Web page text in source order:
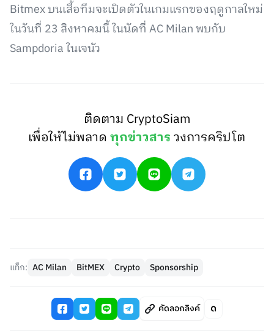
Bitmex บนเสื้อทีมจะเปิดตัวในเกมแรกของฤดูกาลใหม่
ในวันที่ 23 สิงหาคมนี้ ในนัดที่ AC Milan พบกับ
Sampdoria ในเจนัว
ติดตาม CryptoSiam
เพื่อให้ไม่พลาดทุกข่าวสารวงการคริปโต
แท็ก: AC Milan BitMEX Crypto Sponsorship
คัดลอกลิงค์